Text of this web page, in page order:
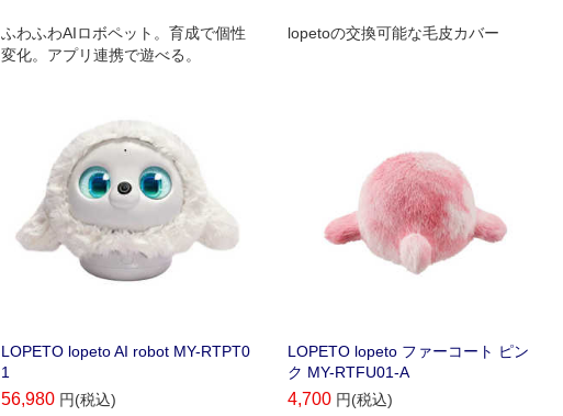
ふわふわAIロボペット。育成で個性
変化。アプリ連携で遊べる。
LOPETO lopeto AI robot MY-RTPT0
1
56,980 円(税込)
lopetoの交換可能な毛皮カバー
LOPETO lopeto ファーコート ピン
ク MY-RTFU01-A
4,700 円(税込)